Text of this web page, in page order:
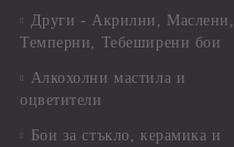
Други - Акрилни, Маслени,
Темперни, Тебеширени бои
Алкохолни мастила и
оцветители
Бои за стъкло, керамика и